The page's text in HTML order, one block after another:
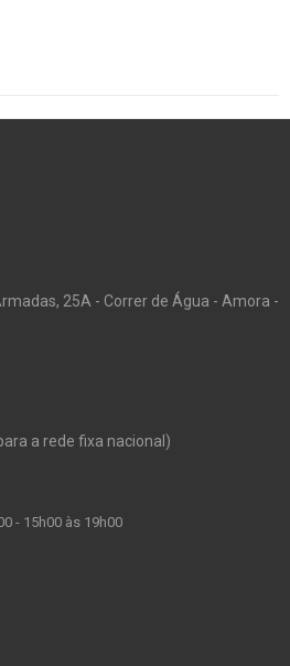
25A - Correr de Água - Amora -
a rede fixa nacional)
- 15h00 às 19h00